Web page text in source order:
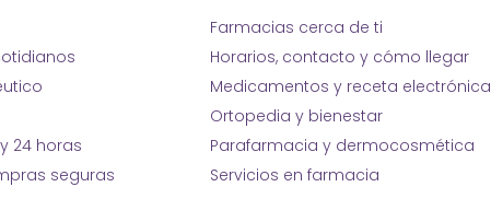
24 horas
seguras
Farmacias cerca de ti
Horarios, contacto y cómo llegar
Medicamentos y receta electrónica
Ortopedia y bienestar
Parafarmacia y dermocosmética
Servicios en farmacia